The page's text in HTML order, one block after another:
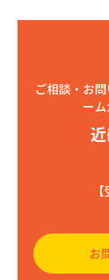
ご相談・お
ー
お